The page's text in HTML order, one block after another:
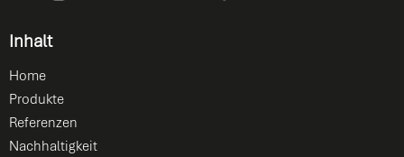
Inhalt
Home
Produkte
Referenzen
Nachhaltigkeit